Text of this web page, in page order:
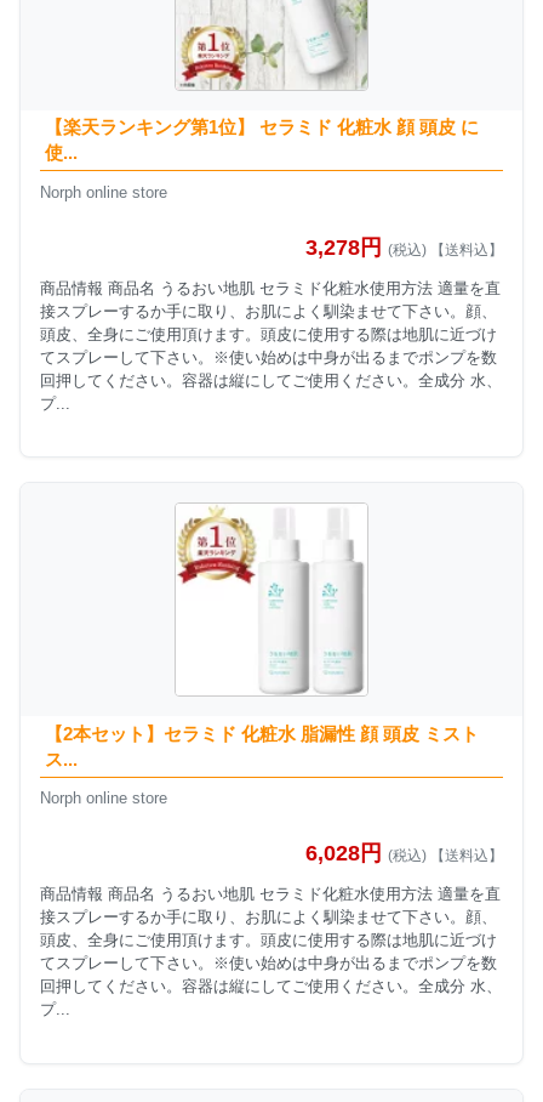
【楽天ランキング第1位】 セラミド 化粧水 顔 頭皮 に
使...
Norph online store
3,278円 (税込) 【送料込】
商品情報 商品名 うるおい地肌 セラミド化粧水使用方法 適量を直
接スプレーするか手に取り、お肌によく馴染ませて下さい。顔、
頭皮、全身にご使用頂けます。頭皮に使用する際は地肌に近づけ
てスプレーして下さい。※使い始めは中身が出るまでポンプを数
回押してください。容器は縦にしてご使用ください。全成分 水、
プ...
【2本セット】セラミド 化粧水 脂漏性 顔 頭皮 ミスト
ス...
Norph online store
6,028円 (税込) 【送料込】
商品情報 商品名 うるおい地肌 セラミド化粧水使用方法 適量を直
接スプレーするか手に取り、お肌によく馴染ませて下さい。顔、
頭皮、全身にご使用頂けます。頭皮に使用する際は地肌に近づけ
てスプレーして下さい。※使い始めは中身が出るまでポンプを数
回押してください。容器は縦にしてご使用ください。全成分 水、
プ...